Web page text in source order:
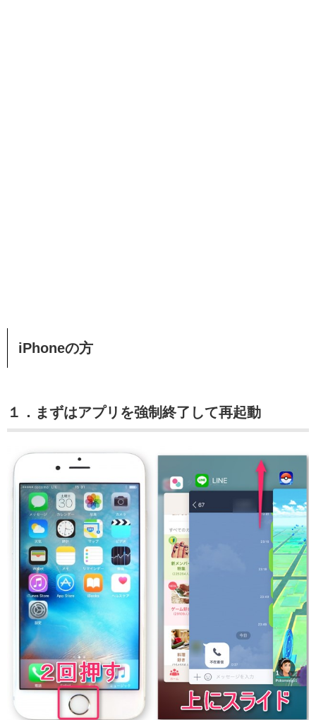
iPhoneの方
１．まずはアプリを強制終了して再起動